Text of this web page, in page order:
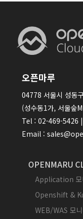
오픈마루
04778 서울시 성동
(성수동1가, 서울숲
Tel : 02-469-5426
Email :
OPENMARU
Application 모
Openshift &
WEB/WAS 모